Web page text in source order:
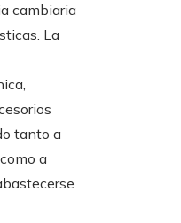
cambiaria
La
tanto a
a